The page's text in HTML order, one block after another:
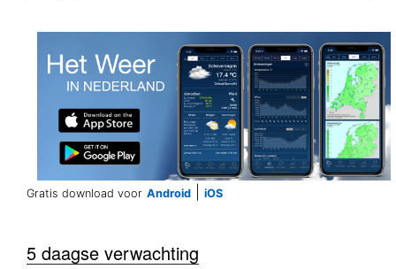
Gratis download voor Android iOS
5 daagse verwachting